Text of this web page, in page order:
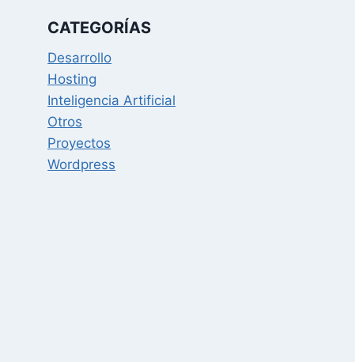
CATEGORÍAS
Desarrollo
Hosting
Inteligencia Artificial
Otros
Proyectos
Wordpress